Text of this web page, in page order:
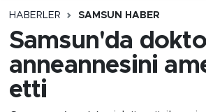
HABERLER SAMSUN HABER
Samsun'da
anneannesini
etti
Süper Lig Puan Durumu ve
Tüm Manşetler